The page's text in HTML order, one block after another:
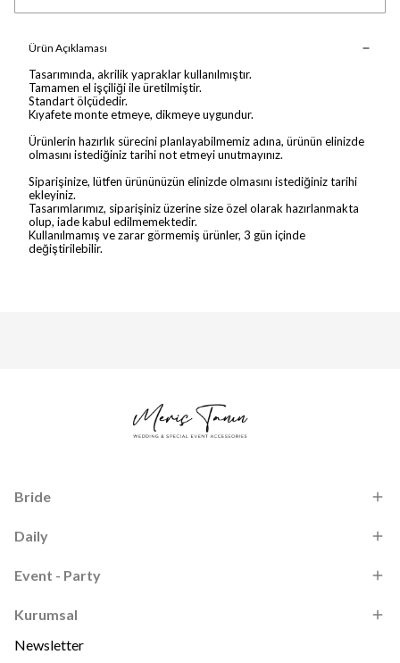
Ürün Açıklaması
Tasarımında, akrilik yapraklar kullanılmıştır.
Tamamen el işçiliği ile üretilmiştir.
Standart ölçüdedir.
Kıyafete monte etmeye, dikmeye uygundur.
Ürünlerin hazırlık sürecini planlayabilmemiz adına, ürünün elinizde
olmasını istediğiniz tarihi not etmeyi unutmayınız.
Siparişinize, lütfen ürününüzün elinizde olmasını istediğiniz tarihi
ekleyiniz.
Tasarımlarımız, siparişiniz üzerine size özel olarak hazırlanmakta
olup, iade kabul edilmemektedir.
Kullanılmamış ve zarar görmemiş ürünler, 3 gün içinde
değiştirilebilir.
Bride
Daily
Event - Party
Kurumsal
Newsletter